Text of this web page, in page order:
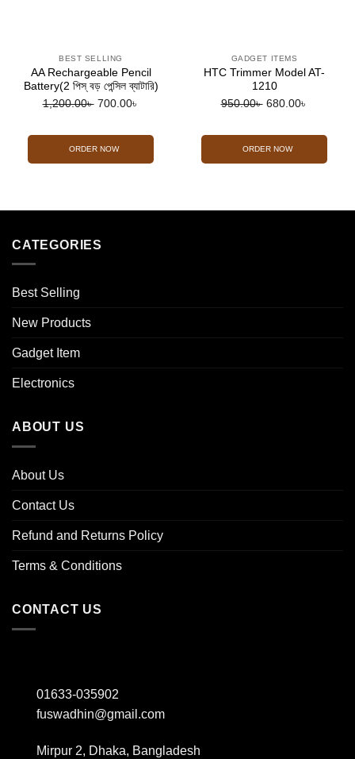
BEST SELLING
AA Rechargeable Pencil
Battery(2 পিস্ বড় পেন্সিল ব্যাটারি)
1,200.00৳ Original
was:
1,200.00৳ .
700.00৳
is:
ORDER NOW
GADGET ITEMS
HTC Trimmer Model AT-
1210
950.00৳ Original
was:
950.00৳ .
680.00৳
is:
ORDER NOW
CATEGORIES
Best Selling
New Products
Gadget Item
Electronics
ABOUT US
About Us
Contact Us
Refund and Returns Policy
Terms & Conditions
CONTACT US
01633-035902
fuswadhin@gmail.com
Mirpur 2, Dhaka, Bangladesh